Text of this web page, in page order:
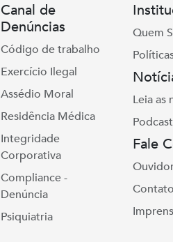
Canal de
Denúncias
Código de trabalho
Exercício Ilegal
Assédio Moral
Residência Médica
Integridade
Corporativa
Compliance -
Denúncia
Psiquiatria
Quem
Leia as
Podcast
Fale
Contato